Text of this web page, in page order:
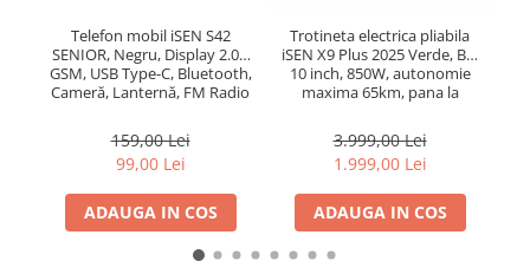
Telefon mobil iSEN S42
SENIOR, Negru, Display 2.0",
GSM, USB Type-C, Bluetooth,
Cameră, Lanternă, FM Radio
Buton SOS, Negru, Dual SIM
159,00 Lei
99,00 Lei
ADAUGA IN COS
Trotineta electrica pliabila
iSEN X9 Plus 2025 Verde, BT,
10 inch, 850W, autonomie
maxima 65km, pana la
15.6Ah
3.999,00 Lei
1.999,00 Lei
ADAUGA IN COS